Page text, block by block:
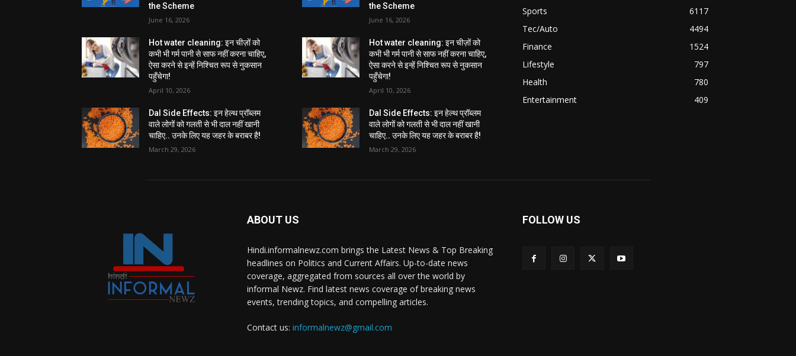
the Scheme
June 16, 2026
Hot water cleaning: इन चीज़ों को
कभी भी गर्म पानी से साफ नहीं करना चाहिए,
ऐसा करने से इन्हें निश्चित रूप से नुकसान
पहुँचेगा!
April 10, 2026
Dal Side Effects: इन हेल्थ प्रॉब्लम
वाले लोगों को गलती से भी दाल नहीं खानी
चाहिए.. उनके लिए यह जहर के बराबर है!
March 29, 2026
the Scheme
June 16, 2026
Hot water cleaning: इन चीज़ों को
कभी भी गर्म पानी से साफ नहीं करना चाहिए,
ऐसा करने से इन्हें निश्चित रूप से नुकसान
पहुँचेगा!
April 10, 2026
Dal Side Effects: इन हेल्थ प्रॉब्लम
वाले लोगों को गलती से भी दाल नहीं खानी
चाहिए.. उनके लिए यह जहर के बराबर है!
March 29, 2026
Sports
6117
Tec/Auto
4494
Finance
1524
Lifestyle
797
Health
780
Entertainment
409
ABOUT US
Hindi.informalnewz.com brings the Latest News & Top Breaking
headlines on Politics and Current Affairs. Up-to-date news
coverage, aggregated from sources all over the world by
informal Newz. Find latest news coverage of breaking news
events, trending topics, and compelling articles.
Contact us: informalnewz@gmail.com
FOLLOW US